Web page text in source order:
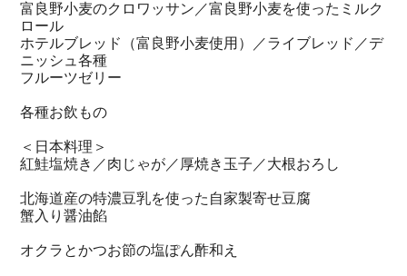
富良野小麦のクロワッサン／富良野小麦を使ったミルク
ロール
ホテルブレッド（富良野小麦使用）／ライブレッド／デ
ニッシュ各種
フルーツゼリー
各種お飲もの
＜日本料理＞
紅鮭塩焼き／肉じゃが／厚焼き玉子／大根おろし
北海道産の特濃豆乳を使った自家製寄せ豆腐
蟹入り醤油餡
オクラとかつお節の塩ぽん酢和え